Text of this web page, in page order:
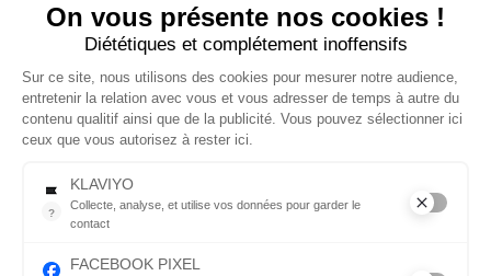
esthétiques pensés
pour s’intégrer sans
effort dans votre
quotidien.
Tous droits réservés
On vous présente nos cookies !
Diététiques et complétement inoffensifs
Sur ce site, nous utilisons des cookies pour mesurer notre audience,
entretenir la relation avec vous et vous adresser de temps à autre du
contenu qualitif ainsi que de la publicité. Vous pouvez sélectionner ici
ceux que vous autorisez à rester ici.
?
KLAVIYO
Collecte, analyse, et utilise vos données pour garder le
contact
FACEBOOK PIXEL
VOTRE PREMIÈRE
COMMANDE 😍
Laissez-nous votre email et nous glisserons
un savon dans votre première commande*
*à partir de 30€ d'achats